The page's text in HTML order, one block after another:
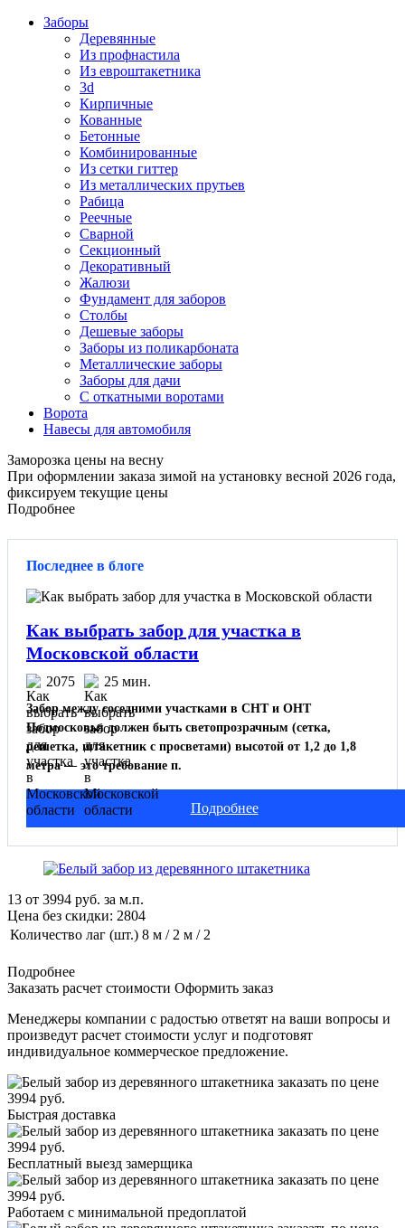
Заборы
Деревянные
Из профнастила
Из евроштакетника
3d
Кирпичные
Кованные
Бетонные
Комбинированные
Из сетки гиттер
Из металлических прутьев
Рабица
Реечные
Сварной
Секционный
Декоративный
Жалюзи
Фундамент для заборов
Столбы
Дешевые заборы
Заборы из поликарбоната
Металлические заборы
Заборы для дачи
С откатными воротами
Ворота
Навесы для автомобиля
Заморозка цены на весну
При оформлении заказа зимой на установку весной 2026 года,
фиксируем текущие цены
Подробнее
Последнее в блоге
Как выбрать забор для участка в
Московской области
2075 25 мин.
Забор между соседними участками в СНТ и ОНТ
Подмосковья должен быть светопрозрачным (сетка,
решетка, штакетник с просветами) высотой от 1,2 до 1,8
метра — это требование п.
Подробнее
13 от 3994 руб. за м.п.
Цена без скидки: 2804
Количество лаг (шт.) 8 м / 2 м / 2
Подробнее
Заказать расчет стоимости Оформить заказ
Менеджеры компании с радостью ответят на ваши вопросы и
произведут расчет стоимости услуг и подготовят
индивидуальное коммерческое предложение.
Быстрая доставка
Бесплатный выезд замерщика
Работаем с минимальной предоплатой